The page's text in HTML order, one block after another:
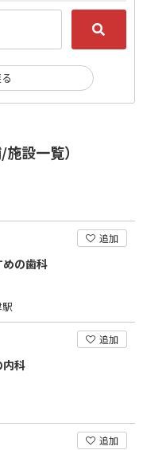
設一覧）
追加
の歯科
追加
内科
追加